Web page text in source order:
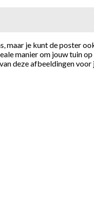
maar je kunt de poster
manier om jouw tuin
deze afbeeldingen voor